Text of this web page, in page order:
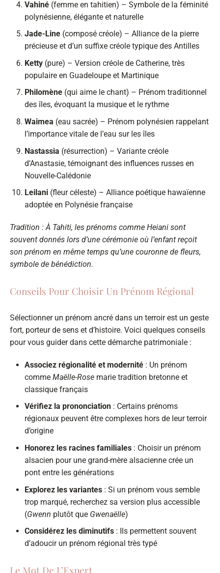
Vahiné (femme en tahitien) – Symbole de la féminité
polynésienne, élégante et naturelle
Jade-Line (composé créole) – Alliance de la pierre
précieuse et d’un suffixe créole typique des Antilles
Ketty (pure) – Version créole de Catherine, très
populaire en Guadeloupe et Martinique
Philomène (qui aime le chant) – Prénom traditionnel
des îles, évoquant la musique et le rythme
Waimea (eau sacrée) – Prénom polynésien rappelant
l’importance vitale de l’eau sur les îles
Nastassia (résurrection) – Variante créole
d’Anastasie, témoignant des influences russes en
Nouvelle-Calédonie
Leilani (fleur céleste) – Alliance poétique hawaïenne
adoptée en Polynésie française
Tradition : À Tahiti, les prénoms comme Heiani sont
souvent donnés lors d’une cérémonie où l’enfant reçoit
son prénom en même temps qu’une couronne de fleurs,
symbole de bénédiction.
Conseils Pour Choisir Un Prénom Régional
Sélectionner un prénom ancré dans un terroir est un geste
fort, porteur de sens et d’histoire. Voici quelques conseils
pour vous guider dans cette démarche patrimoniale :
Associez régionalité et modernité : Un prénom
comme Maëlle-Rose marie tradition bretonne et
classique français
Vérifiez la prononciation : Certains prénoms
régionaux peuvent être complexes hors de leur terroir
d’origine
Honorez les racines familiales : Choisir un prénom
alsacien pour une grand-mère alsacienne crée un
pont entre les générations
Explorez les variantes : Si un prénom vous semble
trop marqué, recherchez sa version plus accessible
(Gwenn plutôt que Gwenaëlle)
Considérez les diminutifs : Ils permettent souvent
d’adoucir un prénom régional très typé
Le Mot De L’Expert